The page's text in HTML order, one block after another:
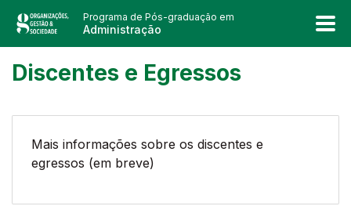
Programa de Pós-graduação em
Administração
Discentes e Egressos
Mais informações sobre os discentes e
egressos (em breve)